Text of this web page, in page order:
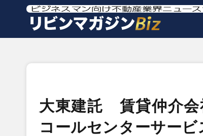
大東建託 賃貸仲介会
コールセンターサー